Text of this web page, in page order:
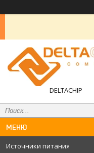
DELTACHIP
Источники питания